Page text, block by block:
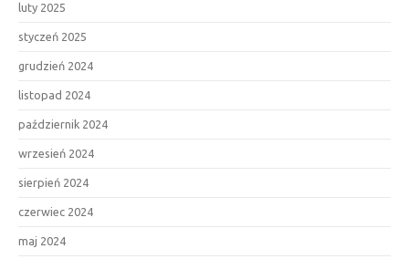
luty 2025
styczeń 2025
grudzień 2024
listopad 2024
październik 2024
wrzesień 2024
sierpień 2024
czerwiec 2024
maj 2024